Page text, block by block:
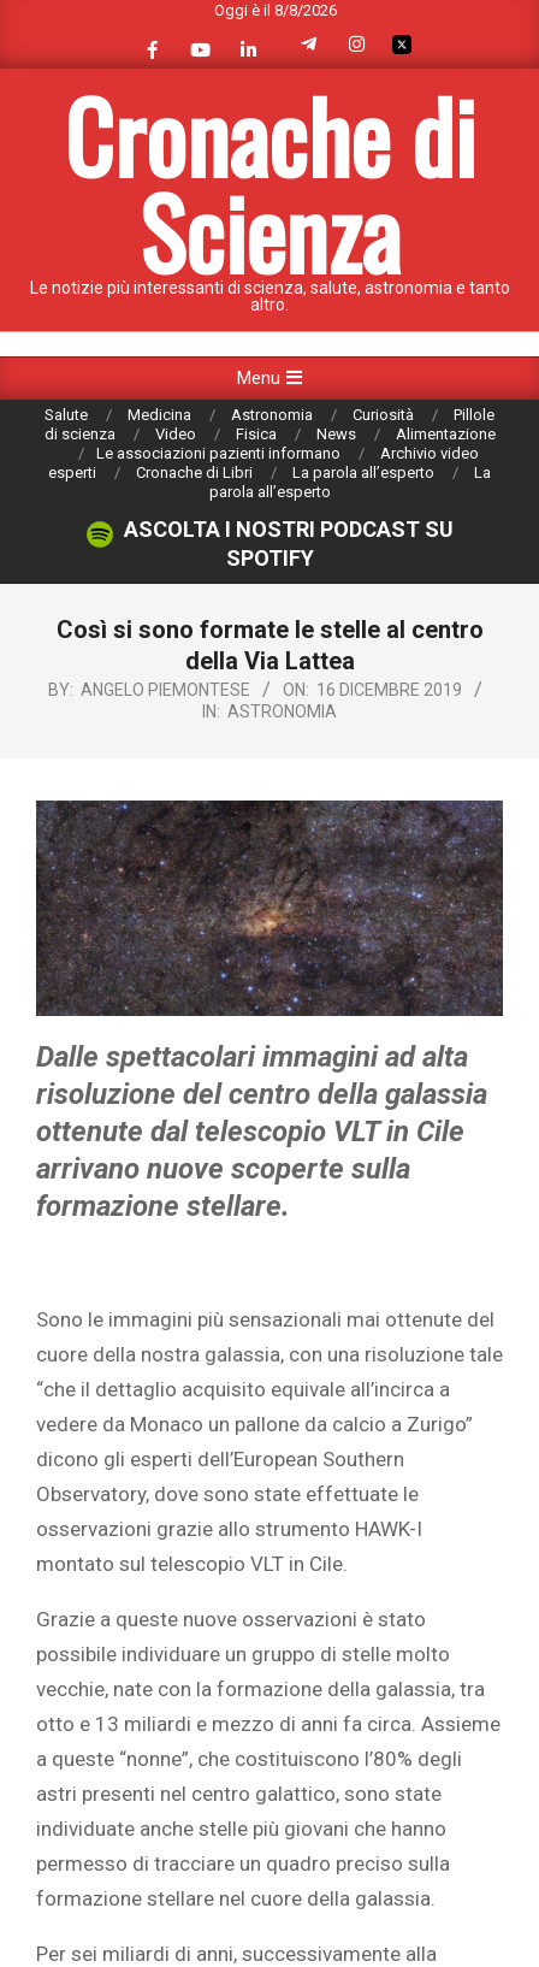
content
Oggi è il 8/8/2026
Cronache di
Scienza
Le notizie più interessanti di scienza, salute, astronomia e tanto
altro.
Navigation
Menu
Salute Medicina Astronomia Curiosità
Pillole
di scienza
Video Fisica News
Alimentazione
Le associazioni pazienti informano
Archivio video
esperti
Cronache di Libri La parola all’esperto
La
parola all’esperto
ASCOLTA I NOSTRI PODCAST SU
SPOTIFY
Così si sono formate le stelle al centro
della Via Lattea
BY: ANGELO PIEMONTESE ON: 16 DICEMBRE 2019
IN: ASTRONOMIA
Dalle spettacolari immagini ad alta
risoluzione del centro della galassia
ottenute dal telescopio VLT in Cile
arrivano nuove scoperte sulla
formazione stellare.
Sono le immagini più sensazionali mai ottenute del
cuore della nostra galassia, con una risoluzione tale
“che il dettaglio acquisito equivale all’incirca a
vedere da Monaco un pallone da calcio a Zurigo”
dicono gli esperti dell’European Southern
Observatory, dove sono state effettuate le
osservazioni grazie allo strumento HAWK-I
montato sul telescopio VLT in Cile.
Grazie a queste nuove osservazioni è stato
possibile individuare un gruppo di stelle molto
vecchie, nate con la formazione della galassia, tra
otto e 13 miliardi e mezzo di anni fa circa. Assieme
a queste “nonne”, che costituiscono l’80% degli
astri presenti nel centro galattico, sono state
individuate anche stelle più giovani che hanno
permesso di tracciare un quadro preciso sulla
formazione stellare nel cuore della galassia.
Per sei miliardi di anni, successivamente alla